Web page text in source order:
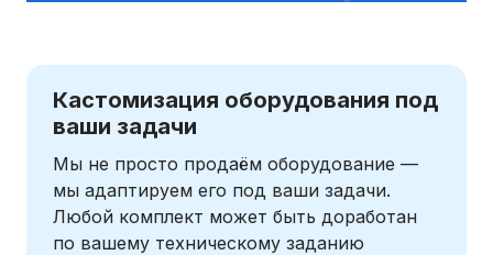
Кастомизация оборудования под
ваши задачи
Мы не просто продаём оборудование —
мы адаптируем его под ваши задачи.
Любой комплект может быть доработан
по вашему техническому заданию